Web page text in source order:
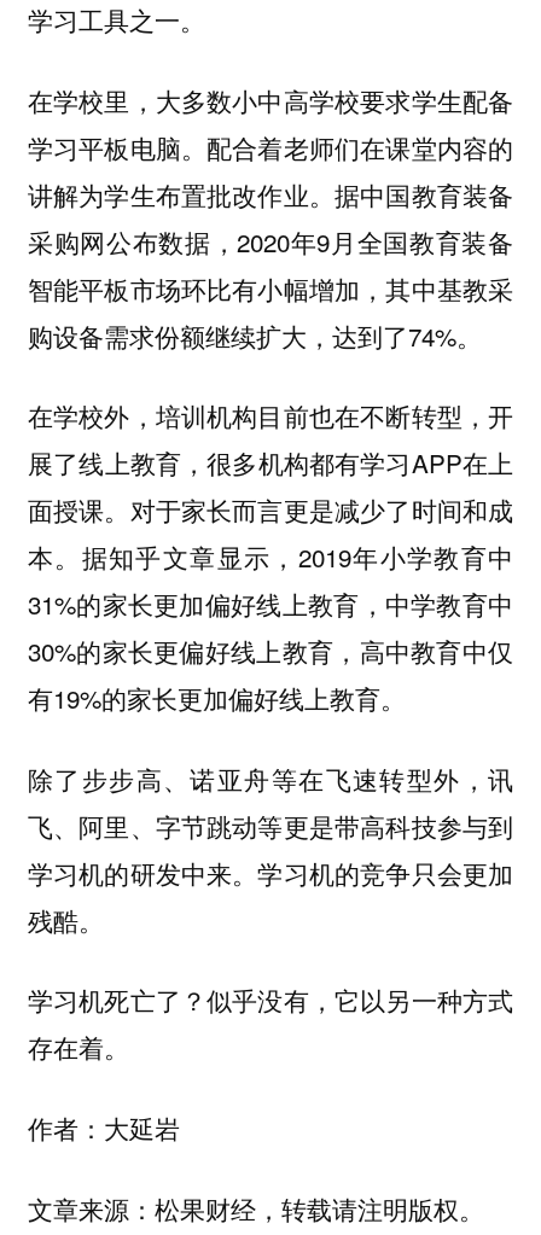
学习工具之一。
在学校里，大多数小中高学校要求学生配备
学习平板电脑。配合着老师们在课堂内容的
讲解为学生布置批改作业。据中国教育装备
采购网公布数据，2020年9月全国教育装备
智能平板市场环比有小幅增加，其中基教采
购设备需求份额继续扩大，达到了74%。
在学校外，培训机构目前也在不断转型，开
展了线上教育，很多机构都有学习APP在上
面授课。对于家长而言更是减少了时间和成
本。据知乎文章显示，2019年小学教育中
31%的家长更加偏好线上教育，中学教育中
30%的家长更偏好线上教育，高中教育中仅
有19%的家长更加偏好线上教育。
除了步步高、诺亚舟等在飞速转型外，讯
飞、阿里、字节跳动等更是带高科技参与到
学习机的研发中来。学习机的竞争只会更加
残酷。
学习机死亡了？似乎没有，它以另一种方式
存在着。
作者：大延岩
文章来源：松果财经，转载请注明版权。